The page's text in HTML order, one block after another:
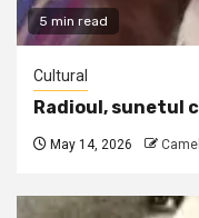
5 min read
Cultural
Radioul, sunetul
May 14, 2026